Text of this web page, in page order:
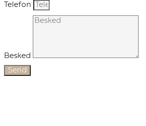
Telefon
Besked
Send